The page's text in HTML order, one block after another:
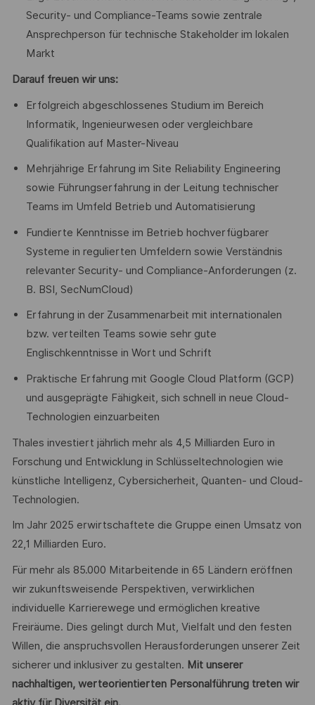
Security- und Compliance-Teams sowie zentrale
Ansprechperson für technische Stakeholder im lokalen
Markt
Darauf freuen wir uns:
Erfolgreich abgeschlossenes Studium im Bereich
Informatik, Ingenieurwesen oder vergleichbare
Qualifikation auf Master-Niveau
Mehrjährige Erfahrung im Site Reliability Engineering
sowie Führungserfahrung in der Leitung technischer
Teams im Umfeld Betrieb und Automatisierung
Fundierte Kenntnisse im Betrieb hochverfügbarer
Systeme in regulierten Umfeldern sowie Verständnis
relevanter Security- und Compliance-Anforderungen (z.
B. BSI, SecNumCloud)
Erfahrung in der Zusammenarbeit mit internationalen
bzw. verteilten Teams sowie sehr gute
Englischkenntnisse in Wort und Schrift
Praktische Erfahrung mit Google Cloud Platform (GCP)
und ausgeprägte Fähigkeit, sich schnell in neue Cloud-
Technologien einzuarbeiten
Thales investiert jährlich mehr als 4,5 Milliarden Euro in
Forschung und Entwicklung in Schlüsseltechnologien wie
künstliche Intelligenz, Cybersicherheit, Quanten- und Cloud-
Technologien.
Im Jahr 2025 erwirtschaftete die Gruppe einen Umsatz von
22,1 Milliarden Euro.
Für mehr als 85.000 Mitarbeitende in 65 Ländern eröffnen
wir zukunftsweisende Perspektiven, verwirklichen
individuelle Karrierewege und ermöglichen kreative
Freiräume. Dies gelingt durch Mut, Vielfalt und den festen
Willen, die anspruchsvollen Herausforderungen unserer Zeit
sicherer und inklusiver zu gestalten. Mit unserer
nachhaltigen, werteorientierten Personalführung treten wir